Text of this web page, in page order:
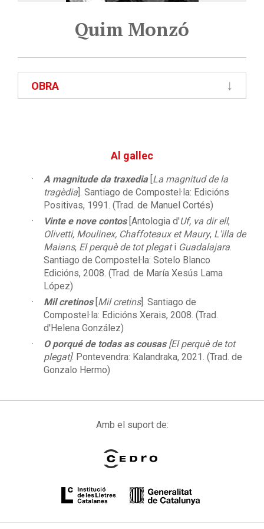
Quim Monzó
OBRA
Al gallec
A magnitude da traxedia[La magnitud de la
tragèdia]. Santiago de Compostel·la: Edicións
Positivas, 1991. (Trad. de Manuel Cortés)
Vinte e nove contos[Antologia d'Uf, va dir ell,
Olivetti, Moulinex, Chaffoteaux et Maury, L'illa de
Maians, El perquè de tot plegati Guadalajara
Santiago de Compostel·la: Sotelo Blanco
Edicións, 2008. (Trad. de María Xesús Lama
López)
Mil cretinos[Mil cretins]. Santiago de
Compostel·la: Edicións Xerais, 2008. (Trad.
d'Helena González)
O porqué de todas as cousas[El perquè de tot
plegat]. Pontevendra: Kalandraka, 2021. (Trad. de
Gonzalo Hermo)
Amb el suport de: